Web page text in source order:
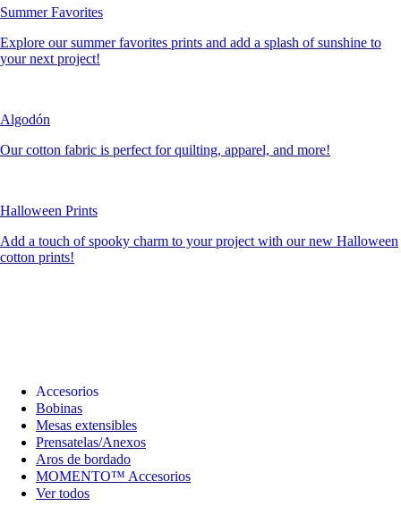
Summer Favorites
Explore our summer favorites prints and add a splash of sunshine to
your next project!
Algodón
Our cotton fabric is perfect for quilting, apparel, and more!
Halloween Prints
Add a touch of spooky charm to your project with our new Halloween
cotton prints!
Accesorios
Bobinas
Mesas extensibles
Prensatelas/Anexos
Aros de bordado
MOMENTO™ Accesorios
Ver todos